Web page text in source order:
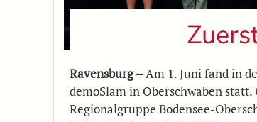
Ravensburg – Am 1. Juni fand in
demoSlam in Oberschwaben
Regionalgruppe Bodensee-